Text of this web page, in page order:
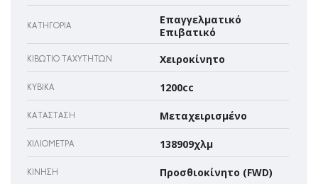
ΚΑΤΗΓΟΡΊΑ
Επαγγελματικό
Επιβατικό
ΚΙΒΏΤΙΟ ΤΑΧΥΤΉΤΩΝ Χειροκίνητο
ΚΥΒΙΚΆ 1200cc
ΚΑΤΆΣΤΑΣΗ Μεταχειρισμένο
ΧΙΛΙΌΜΕΤΡΑ 138909χλμ
ΚΊΝΗΣΗ Προσθιοκίνητο (FWD)